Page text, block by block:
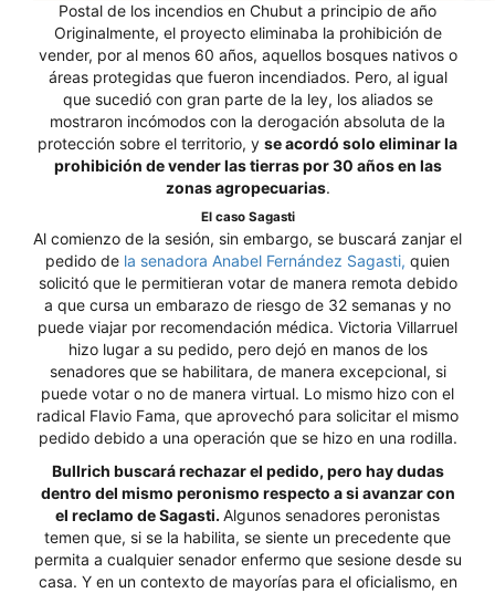
Postal de los incendios en Chubut a principio de año
Originalmente, el proyecto eliminaba la prohibición de
vender, por al menos 60 años, aquellos bosques nativos o
áreas protegidas que fueron incendiados. Pero, al igual
que sucedió con gran parte de la ley, los aliados se
mostraron incómodos con la derogación absoluta de la
protección sobre el territorio, y se acordó solo eliminar la
prohibición de vender las tierras por 30 años en las
zonas agropecuarias.
El caso Sagasti
Al comienzo de la sesión, sin embargo, se buscará zanjar el
pedido de la senadora Anabel Fernández Sagasti, quien
solicitó que le permitieran votar de manera remota debido
a que cursa un embarazo de riesgo de 32 semanas y no
puede viajar por recomendación médica. Victoria Villarruel
hizo lugar a su pedido, pero dejó en manos de los
senadores que se habilitara, de manera excepcional, si
puede votar o no de manera virtual. Lo mismo hizo con el
radical Flavio Fama, que aprovechó para solicitar el mismo
pedido debido a una operación que se hizo en una rodilla.
Bullrich buscará rechazar el pedido, pero hay dudas
dentro del mismo peronismo respecto a si avanzar con
el reclamo de Sagasti. Algunos senadores peronistas
temen que, si se la habilita, se siente un precedente que
permita a cualquier senador enfermo que sesione desde su
casa. Y en un contexto de mayorías para el oficialismo, en